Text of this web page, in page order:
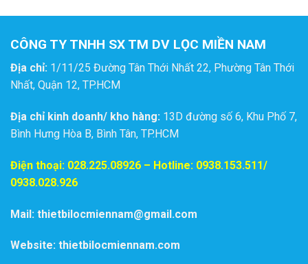
CÔNG TY TNHH SX TM DV LỌC MIỀN NAM
Địa chỉ: 1/11/25 Đường Tân Thới Nhất 22, Phường Tân Thới
Nhất, Quận 12, TP.HCM
Địa chỉ kinh doanh/ kho hàng: 13D đường số 6, Khu Phố 7,
Bình Hưng Hòa B, Bình Tân, TP.HCM
Điện thoại: 028.225.08926 – Hotline: 0938.153.511/
0938.028.926
Mail: thietbilocmiennam@gmail.com
Website: thietbilocmiennam.com